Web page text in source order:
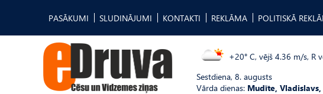
PASĀKUMI SLUDINĀJUMI KONTAKTI REKLĀMA POLITISKĀ
+20° C, vējš 4.36 m/s, R
Sestdiena, 8. augusts
Vārda dienas: Mudīte,